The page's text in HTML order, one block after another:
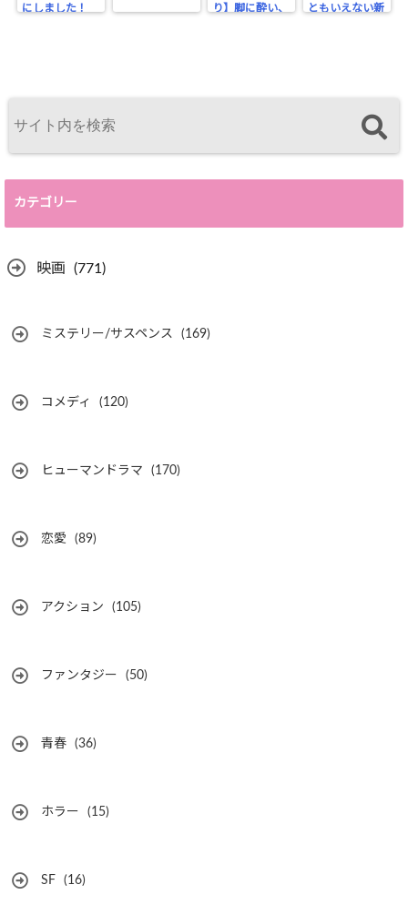
にしました！
り】脚に酔い、
ともいえない新
カテゴリー
映画 (771)
ミステリー/サスペンス (169)
コメディ (120)
ヒューマンドラマ (170)
恋愛 (89)
アクション (105)
ファンタジー (50)
青春 (36)
ホラー (15)
SF (16)